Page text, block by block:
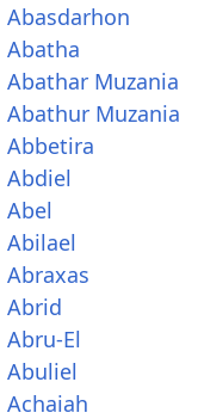
Abasdarhon
Abatha
Abathar Muzania
Abathur Muzania
Abbetira
Abdiel
Abel
Abilael
Abraxas
Abrid
Abru-El
Abuliel
Achaiah